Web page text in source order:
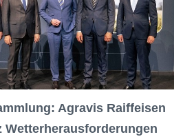
Agravis Raiffeisen
Wetterherausforderungen